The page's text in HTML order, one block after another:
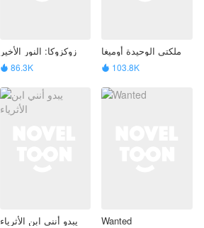
زوكزوكا: النور الأخير
 86.3K
ملكتي الوحيدة أوميغا
 103.8K
يبدو أنني ابن الأثرياء Wanted